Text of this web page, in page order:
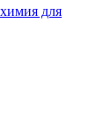
для